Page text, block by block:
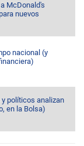
McDonald's
nuevos
nacional (y
y políticos analizan
en la Bolsa)